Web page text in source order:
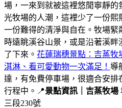
場，一來到就被這裡悠閒寧靜
光牧場的人潮，這裡少了一份熙
一份難得的清淨與自在。牧場
時遠眺溪谷山景，或是沿著溪
了下來。 花蓮瑞穗景點：吉蒸牧
淇淋、看可愛動物一次滿足！ 導
達，有免費停車場，很適合安
行程中。📍景點資訊｜吉蒸牧場
三段230號